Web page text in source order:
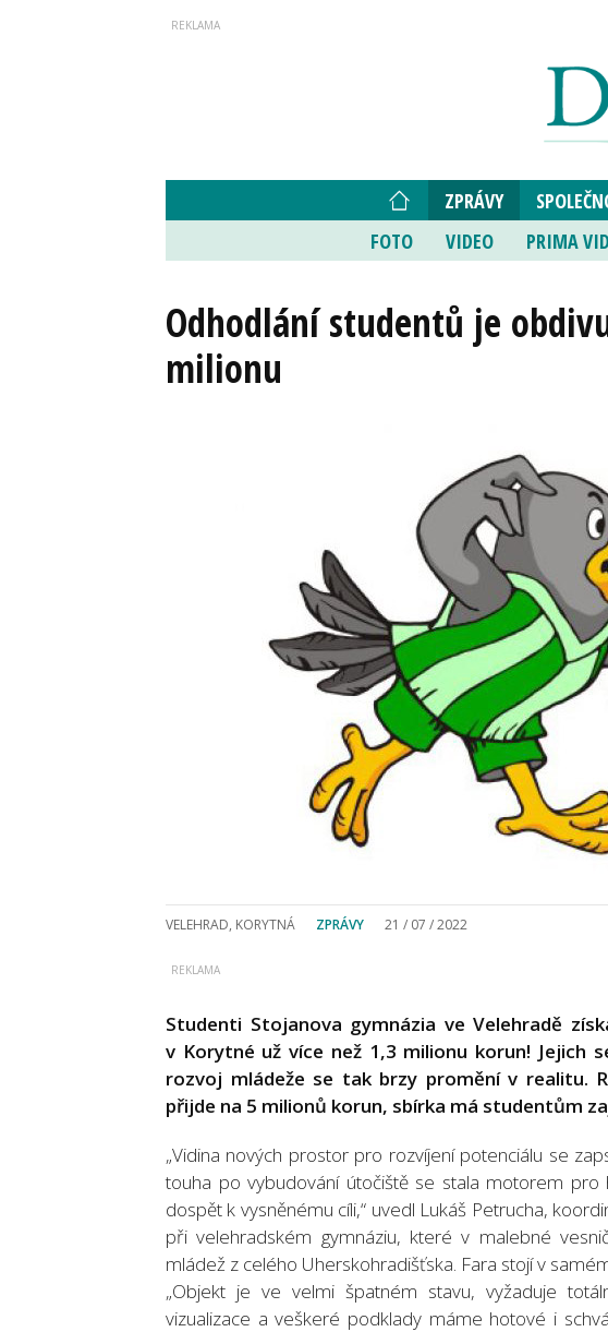
ZPRÁVY
FOTO
VIDEO PRIMA
Odhodlání studentů je
milionu
VELEHRAD, KORYTNÁ ZPRÁVY 21 / 07 / 2022
Studenti Stojanova gymnázia ve Velehradě
v Korytné už více než 1,3 milionu korun! Jejich
rozvoj mládeže se tak brzy promění v realitu.
přijde na 5 milionů korun, sbírka má studentům
„Vidina nových prostor pro rozvíjení potenciálu se
touha po vybudování útočiště se stala motorem pro
dospět k vysněnému cíli,“ uvedl Lukáš Petrucha,
při velehradském gymnáziu, které v malebné
mládež z celého Uherskohradišťska. Fara stojí v
„Objekt je ve velmi špatném stavu, vyžaduje
vizualizace a veškeré podklady máme hotové i